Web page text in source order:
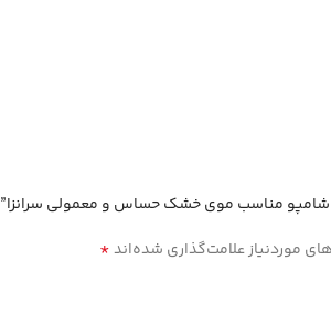
مناسب موی خشک حساس و معمولی سرانزا”
موردنیاز علامت‌گذاری شده‌اند*